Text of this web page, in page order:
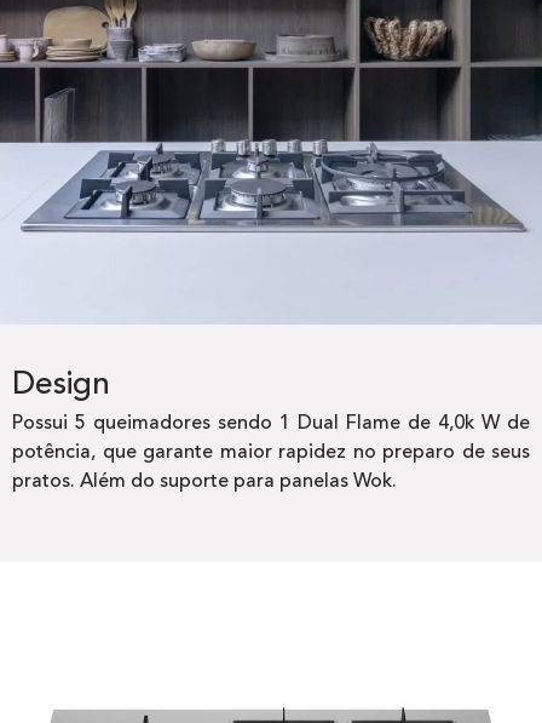
Design
Possui 5 queimadores sendo 1 Dual Flame de 4,0k W de
potência, que garante maior rapidez no preparo de seus
pratos. Além do suporte para panelas Wok.